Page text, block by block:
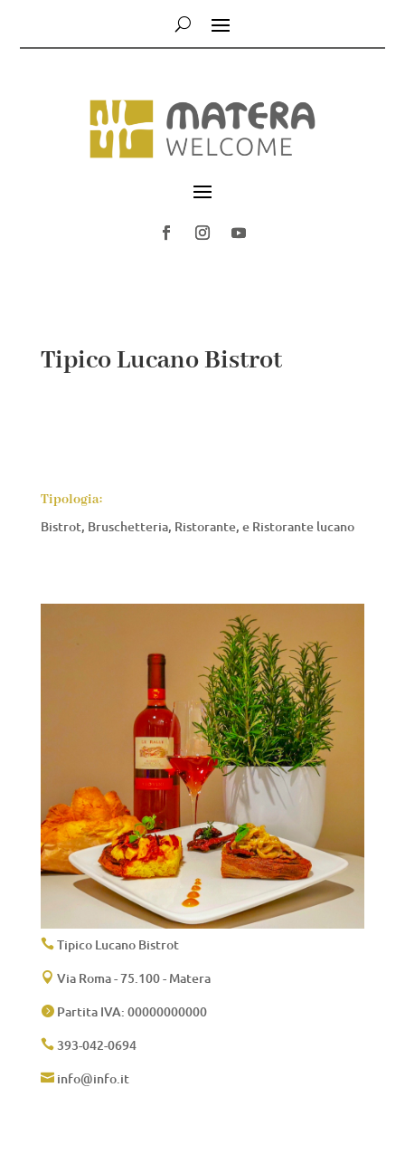
Tipico Lucano Bistrot
Tipologia:
Bistrot, Bruschetteria, Ristorante, e Ristorante lucano
Tipico Lucano Bistrot
 Via Roma - 75.100 - Matera
Partita IVA: 00000000000
393-042-0694
info@info.it